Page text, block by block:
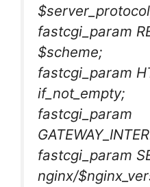
fastcgi_param
$scheme;
fastcgi_param
if_not_empty;
fastcgi_param
fastcgi_param
nginx/